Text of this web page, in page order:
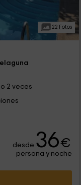
22 Fotos
2 veces
desde 36€
persona y noche